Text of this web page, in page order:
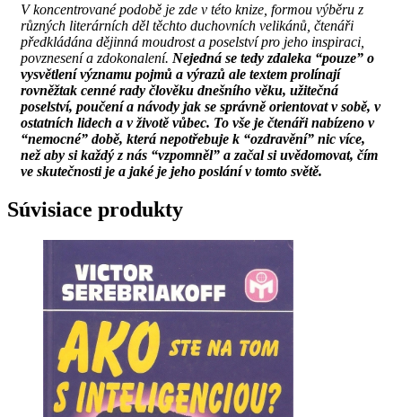
V koncentrované podobě je zde v této knize, formou výběru z
různých literárních děl těchto duchovních velikánů, čtenáři
předkládána dějinná moudrost a poselství pro jeho inspiraci,
povznesení a zdokonalení. Nejedná se tedy zdaleka “pouze” o
vysvětlení významu pojmů a výrazů ale textem prolínají
rovněžtak cenné rady člověku dnešního věku, užitečná
poselství, poučení a návody jak se správně orientovat v sobě, v
ostatních lidech a v životě vůbec. To vše je čtenáři nabízeno v
“nemocné” době, která nepotřebuje k “ozdravění” nic více,
než aby si každý z nás “vzpomněl” a začal si uvědomovat, čím
ve skutečnosti je a jaké je jeho poslání v tomto světě.
Súvisiace produkty